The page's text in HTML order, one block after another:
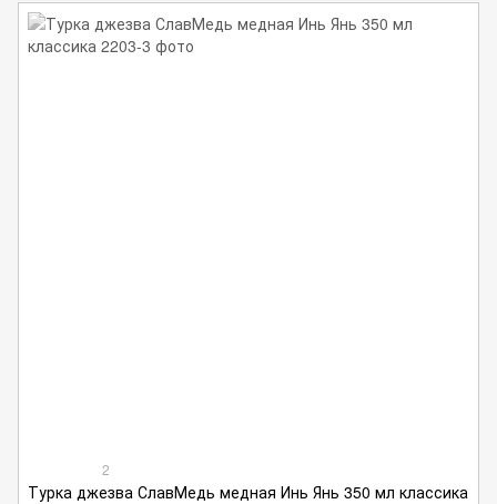
2
Турка джезва СлавМедь медная Инь Янь 350 мл классика